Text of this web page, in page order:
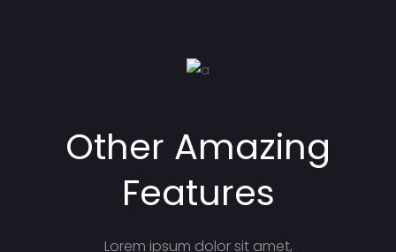
Other Amazing
Features
Lorem ipsum dolor sit amet,